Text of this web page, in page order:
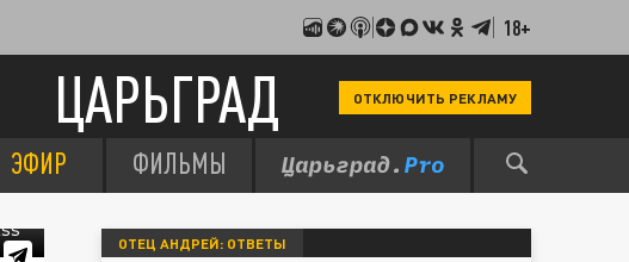
18+
ЦАРЬГРАД ОТКЛЮЧИТЬ РЕКЛАМУ
ЭФИР ФИЛЬМЫ
ОТЕЦ АНДРЕЙ: ОТВЕТЫ